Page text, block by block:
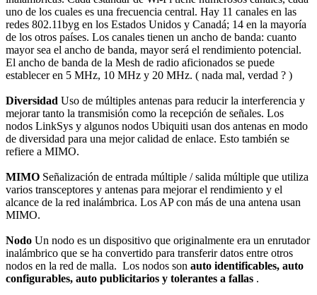
uno de los cuales es una frecuencia central. Hay 11 canales en las
redes 802.11byg en los Estados Unidos y Canadá; 14 en la mayoría
de los otros países. Los canales tienen un ancho de banda: cuanto
mayor sea el ancho de banda, mayor será el rendimiento potencial.
El ancho de banda de la Mesh de radio aficionados se puede
establecer en 5 MHz, 10 MHz y 20 MHz. ( nada mal, verdad ? )
Diversidad Uso de múltiples antenas para reducir la interferencia y
mejorar tanto la transmisión como la recepción de señales. Los
nodos LinkSys y algunos nodos Ubiquiti usan dos antenas en modo
de diversidad para una mejor calidad de enlace. Esto también se
refiere a MIMO.
MIMO Señalización de entrada múltiple / salida múltiple que utiliza
varios transceptores y antenas para mejorar el rendimiento y el
alcance de la red inalámbrica. Los AP con más de una antena usan
MIMO.
Nodo Un nodo es un dispositivo que originalmente era un enrutador
inalámbrico que se ha convertido para transferir datos entre otros
nodos en la red de malla. Los nodos son auto identificables, auto
configurables, auto publicitarios y tolerantes a fallas .